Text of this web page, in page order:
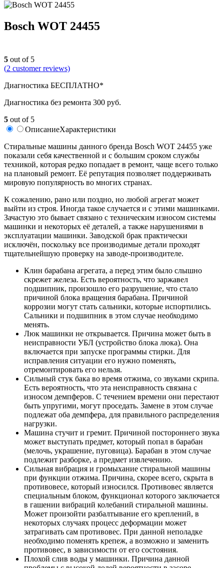
Bosch WOT 24455
5 out of 5
(2 customer reviews)
Диагностика БЕСПЛАТНО*
Диагностика без ремонта 300 руб.
5 out of 5
ОписаниеХарактеристики
Стиральные машины данного бренда Bosch WOT 24455 уже
показали себя качественной и с большим сроком службы
техникой, которая редко попадает в ремонт, чаще всего только
на плановый ремонт. Её репутация позволяет поддерживать
мировую популярность во многих странах.
К сожалению, рано или поздно, но любой агрегат может
выйти из строя. Иногда такое случается и с этими машинками.
Зачастую это бывает связано с техническим износом системы
машинки и некоторых её деталей, а также нарушениями в
эксплуатации машинки. Заводской брак практически
исключён, поскольку все производимые детали проходят
тщательнейшую проверку на заводе-производителе.
Клин барабана агрегата, а перед этим было слышно
скрежет железа. Есть вероятность, что заржавел
подшипник, произошло его разрушение, что стало
причиной блока вращения барабана. Причиной
коррозии могут стать сальники, которые испортились.
Сальники и подшипник в этом случае необходимо
менять.
Люк машинки не открывается. Причина может быть в
неисправности УБЛ (устройство блока люка). Она
включается при запуске программы стирки. Для
исправления ситуации его нужно поменять,
отремонтировать его нельзя.
Сильный стук бака во время отжима, со звуками скрипа.
Есть вероятность, что эта неисправность связана с
износом демпферов. С течением времени они перестают
быть упругими, могут проседать. Замене в этом случае
подлежат оба демпфера, для правильного распределения
нагрузки.
Машина стучит и гремит. Причиной постороннего звука
может выступать предмет, который попал в барабан
(мелочь, украшение, пуговица). Барабан в этом случае
подлежит разборке, а предмет извлечению.
Сильная вибрация и громыхание стиральной машины
при функции отжима. Причина, скорее всего, скрыта в
противовесе, который износился. Противовес является
специальным блоком, функционал которого заключается
в гашении вибраций колебаний стиральной машины.
Может произойти разбалтывание его креплений, в
некоторых случаях процесс деформации может
затрагивать сам противовес. При данной неполадке
необходимо поменять крепеж, а возможно и заменить
противовес, в зависимости от его состояния.
Плохой слив воды у машинки. Причина данной